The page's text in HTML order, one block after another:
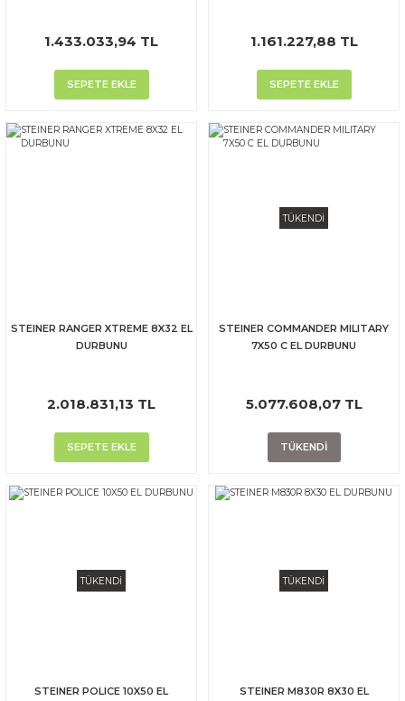
1.433.033,94 TL
SEPETE EKLE
1.161.227,88 TL
SEPETE EKLE
STEINER RANGER XTREME 8X32 EL
DURBUNU
2.018.831,13 TL
SEPETE EKLE
TÜKENDİ
STEINER COMMANDER MILITARY
7X50 C EL DURBUNU
5.077.608,07 TL
TÜKENDİ
TÜKENDİ
STEINER POLICE 10X50 EL
TÜKENDİ
STEINER M830R 8X30 EL